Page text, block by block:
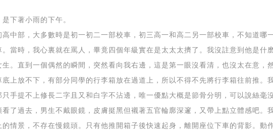
下著小雨的下午。
中部，大多數時是初一初二一部校車，初三高一和高二另一部校車，不知道哪
當時，我心裏就在罵人，畢竟四個年級實在是太太太擠了。我沒註意到他是什
。直到一個偶然的瞬間，突然看向我右邊，這是第一眼沒看清，也沒太在意，
上放不下，有部分同學的行李箱放在過道上，所以不得不先將行李箱往前推。
手提不上修長二字且又和白字不沾邊，唯一優點大概是節骨分明，可以說絲毫
了過去，男生不戴眼鏡，皮膚挺黑但襯著五官輪廓深邃，又帶上點立體感吧。
情景，不存在慢鏡頭。只有他推開箱子後快速起身，離開座位下車的背影。動